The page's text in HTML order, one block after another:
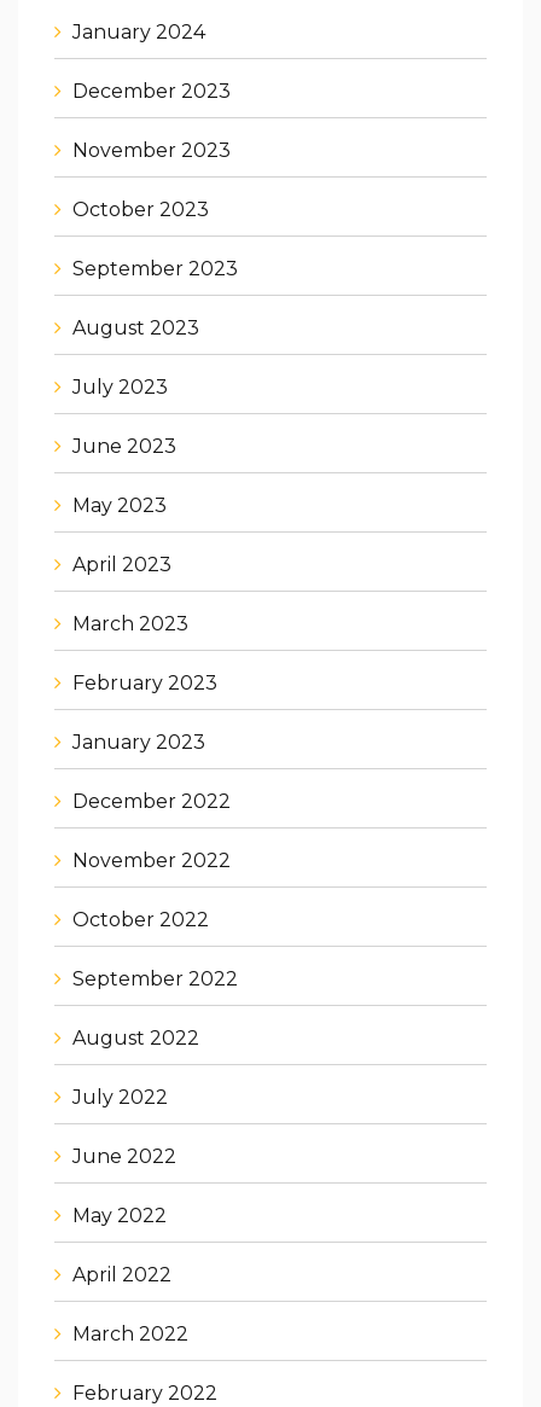
January 2024
December 2023
November 2023
October 2023
September 2023
August 2023
July 2023
June 2023
May 2023
April 2023
March 2023
February 2023
January 2023
December 2022
November 2022
October 2022
September 2022
August 2022
July 2022
June 2022
May 2022
April 2022
March 2022
February 2022